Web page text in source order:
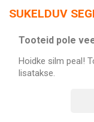
SUKELDUV
Tooteid pole
Hoidke silm peal!
lisatakse.